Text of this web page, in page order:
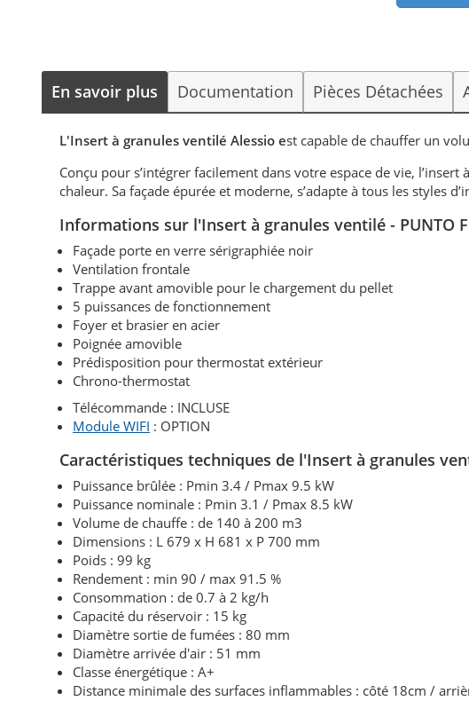
En savoir plus Documentation Pièces Détachées
L'Insert à granules ventilé Alessio est capable de chauffer un
Conçu pour s’intégrer facilement dans votre espace de vie,
chaleur. Sa façade épurée et moderne, s’adapte à tous les styles
Informations sur l'Insert à granules ventilé - PUNTO
Façade porte en verre sérigraphiée noir
Ventilation frontale
Trappe avant amovible pour le chargement du pellet
5 puissances de fonctionnement
Foyer et brasier en acier
Poignée amovible
Prédisposition pour thermostat extérieur
Chrono-thermostat
Télécommande : INCLUSE
Module WIFI : OPTION
Caractéristiques techniques de l'Insert à granules
Puissance brûlée : Pmin 3.4 / Pmax 9.5 kW
Puissance nominale : Pmin 3.1 / Pmax 8.5 kW
Volume de chauffe : de 140 à 200 m3
Dimensions : L 679 x H 681 x P 700 mm
Poids : 99 kg
Rendement : min 90 / max 91.5 %
Consommation : de 0.7 à 2 kg/h
Capacité du réservoir : 15 kg
Diamètre sortie de fumées : 80 mm
Diamètre arrivée d'air : 51 mm
Classe énergétique : A+
Distance minimale des surfaces inflammables : côté 18cm /